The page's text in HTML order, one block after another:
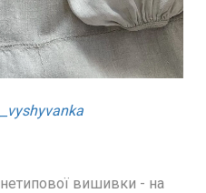
вишивки - на